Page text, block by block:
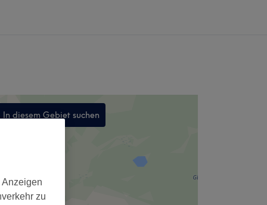
In diesem Gebiet suchen
zu